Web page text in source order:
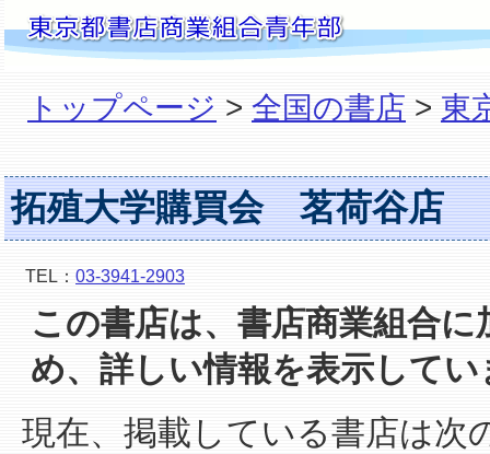
トップページ > 全国の書店 > 東
拓殖大学購買会 茗荷谷店
TEL： 03-3941-2903
この書店は、書店商業組合
め、詳しい情報を表示して
現在、掲載している書店は次